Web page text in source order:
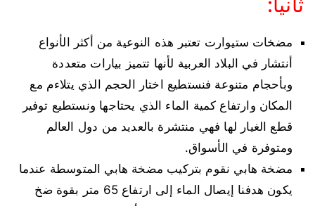
مضخات ستيوارت تعتبر هذه النوعية من أكثر الأنواع
أنتشار في البلاد العربية لأنها تتميز بيارات متعددة
وبأحجام متنوعة فنستطيع اختار الحجم الذي يتلاءم مع
المكان وارتفاع كمية الماء الذي يحتاجها ونستطيع توفير
قطع الغيار لها فهي منتشرة بالعديد من دول العالم
ومتوفرة في الأسواق.
مضخة هابي نقوم بتركيب مضخة هابي المتوسطة عندما
يكون هدفنا إيصال الماء إلى ارتفاع 65 متر بقوة ضخ